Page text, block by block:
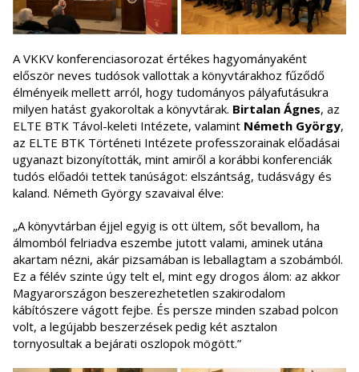
A VKKV konferenciasorozat értékes hagyományaként
először neves tudósok vallottak a könyvtárakhoz fűződő
élményeik mellett arról, hogy tudományos pályafutásukra
milyen hatást gyakoroltak a könyvtárak. Birtalan Ágnes, az
ELTE BTK Távol-keleti Intézete, valamint Németh György,
az ELTE BTK Történeti Intézete professzorainak előadásai
ugyanazt bizonyították, mint amiről a korábbi konferenciák
tudós előadói tettek tanúságot: elszántság, tudásvágy és
kaland. Németh György szavaival élve:
„A könyvtárban éjjel egyig is ott ültem, sőt bevallom, ha
álmomból felriadva eszembe jutott valami, aminek utána
akartam nézni, akár pizsamában is leballagtam a szobámból.
Ez a félév szinte úgy telt el, mint egy drogos álom: az akkor
Magyarországon beszerezhetetlen szakirodalom
kábítószere vágott fejbe. És persze minden szabad polcon
volt, a legújabb beszerzések pedig két asztalon
tornyosultak a bejárati oszlopok mögött.”